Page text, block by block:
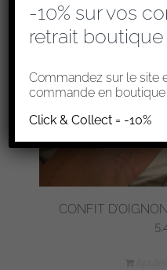
CONFIT
-10% sur vos
retrait boutique
Commandez sur le site
commande en boutique
Click & Collect = -10%